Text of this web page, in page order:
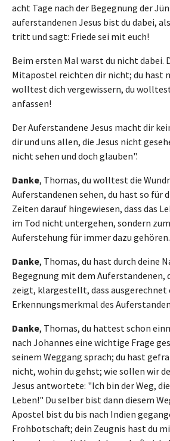
acht Tage nach der Begegnung der
auferstandenen Jesus bist du dabei,
tritt und sagt: Friede sei mit euch!
Beim ersten Mal warst du nicht dabei.
Mitapostel reichten dir nicht; du hast
wolltest dich vergewissern, du
anfassen!
Der Auferstandene Jesus macht dir
dir und uns allen, die Jesus nicht
nicht sehen und doch glauben".
Danke, Thomas, du wolltest die
Auferstandenen sehen, du hast so für
Zeiten darauf hingewiesen, dass das
im Tod nicht untergehen, sondern
Auferstehung für immer dazu gehören.
Danke, Thomas, du hast durch deine
Begegnung mit dem Auferstandenen,
zeigt, klargestellt, dass ausgerechnet
Erkennungsmerkmal des
Danke, Thomas, du hattest schon
nach Johannes eine wichtige Frage
seinem Weggang sprach; du hast
nicht, wohin du gehst; wie sollen wir
Jesus antwortete: "Ich bin der Weg,
Leben!" Du selber bist dann diesem
Apostel bist du bis nach Indien
Frohbotschaft; dein Zeugnis hast du